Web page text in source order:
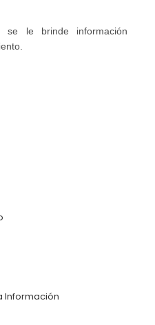
le brinde información
Información